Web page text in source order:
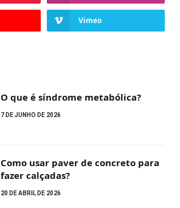
Vimeo
O que é síndrome metabólica?
7 DE JUNHO DE 2026
Como usar paver de concreto para
fazer calçadas?
20 DE ABRIL DE 2026